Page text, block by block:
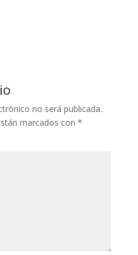
no será publicada.
marcados con *